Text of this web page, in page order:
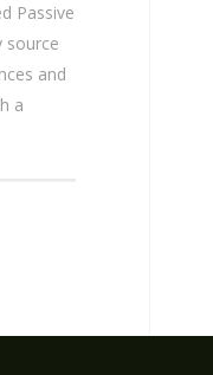
Passive
source
and
a